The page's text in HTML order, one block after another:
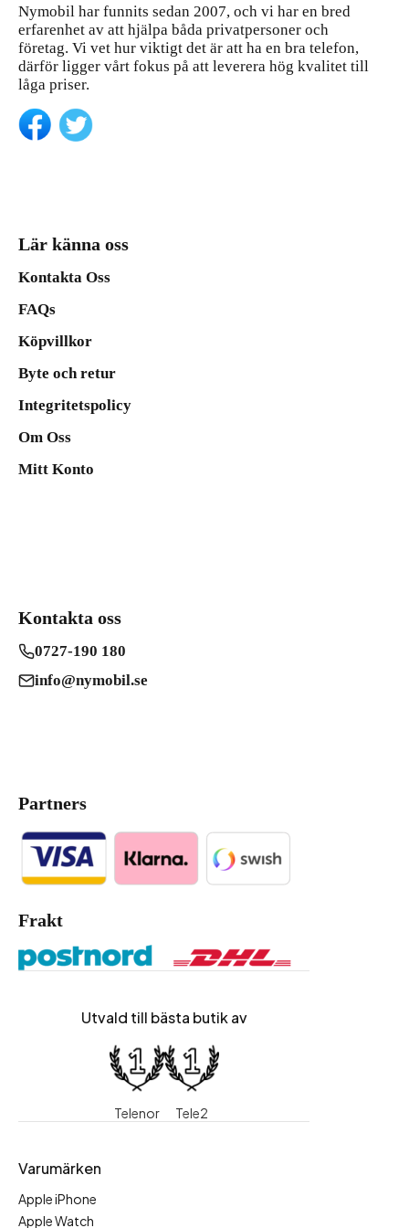
Nymobil har funnits sedan 2007, och vi har en bred
erfarenhet av att hjälpa båda privatpersoner och
företag. Vi vet hur viktigt det är att ha en bra telefon,
därför ligger vårt fokus på att leverera hög kvalitet till
låga priser.
Lär känna oss
Kontakta Oss
FAQs
Köpvillkor
Byte och retur
Integritetspolicy
Om Oss
Mitt Konto
Kontakta oss
0727-190 180
info@nymobil.se
Partners
Frakt
Utvald till bästa butik av
Telenor Tele2
Varumärken
Apple iPhone
Apple Watch